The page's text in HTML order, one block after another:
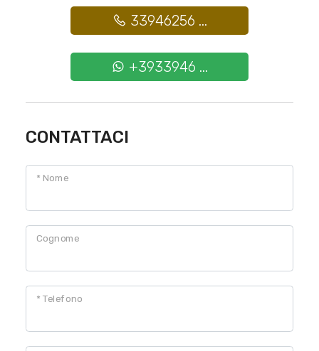
33946256 ...
+3933946 ...
CONTATTACI
* Nome
Cognome
* Telefono